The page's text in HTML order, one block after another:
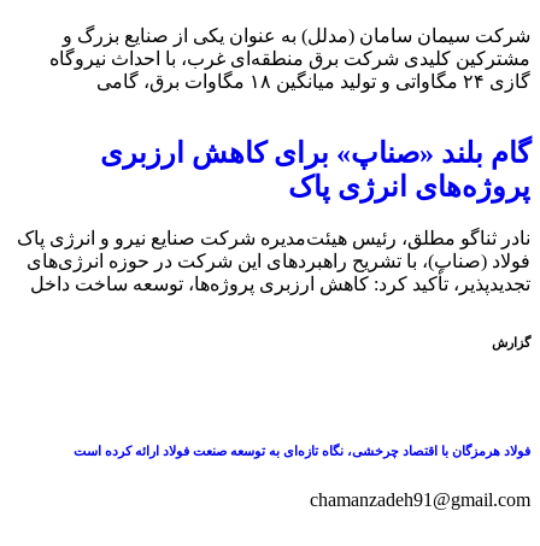
شرکت سیمان سامان (مدلل) به عنوان یکی از صنایع بزرگ و
مشترکین کلیدی شرکت برق منطقه‌ای غرب، با احداث نیروگاه
گازی ۲۴ مگاواتی و تولید میانگین ۱۸ مگاوات برق، گامی
گام بلند «صناپ» برای کاهش ارزبری
پروژه‌های انرژی پاک
نادر ثناگو مطلق، رئیس هیئت‌مدیره شرکت صنایع نیرو و انرژی پاک
فولاد (صناپ)، با تشریح راهبردهای این شرکت در حوزه انرژی‌های
تجدیدپذیر، تأکید کرد: کاهش ارزبری پروژه‌ها، توسعه ساخت داخل
گزارش
فولاد هرمزگان با اقتصاد چرخشی، نگاه تازه‌ای به توسعه صنعت فولاد ارائه کرده است
chamanzadeh91@gmail.com